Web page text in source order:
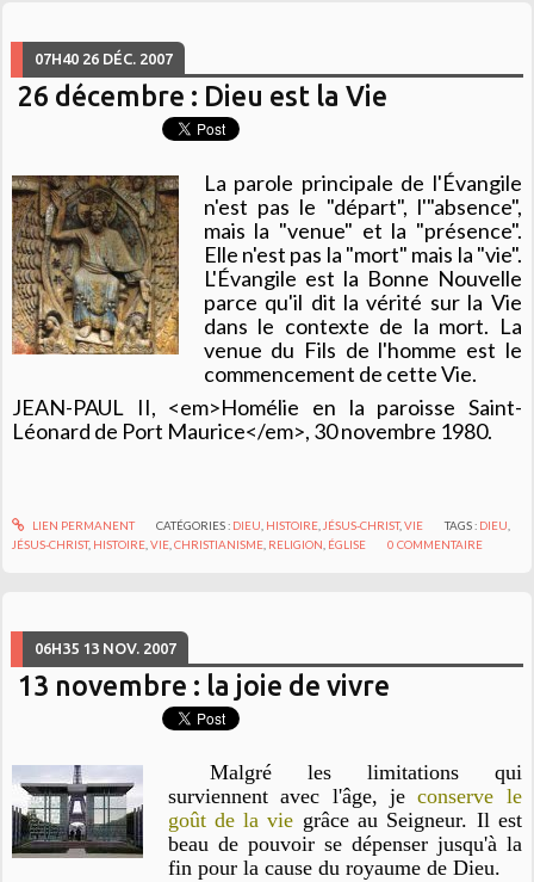
07H40 26 DÉC. 2007
26 décembre : Dieu est la Vie
La parole principale de l'Évangile
n'est pas le "départ", l'"absence",
mais la "venue" et la "présence".
Elle n'est pas la "mort" mais la "vie".
L'Évangile est la Bonne Nouvelle
parce qu'il dit la vérité sur la Vie
dans le contexte de la mort. La
venue du Fils de l'homme est le
commencement de cette Vie.
JEAN-PAUL II, <em>Homélie en la paroisse Saint-
Léonard de Port Maurice</em>, 30 novembre 1980.
LIEN PERMANENT CATÉGORIES : DIEU HISTOIRE, JÉSUS-CHRIST,VIE TAGS : DIEU
JÉSUS-CHRIST, HISTOIRE ,VIE ,CHRISTIANISME RELIGION ÉGLISE 0 COMMENTAIRE
06H35 13 NOV. 2007
13 novembre : la joie de vivre
Malgré les limitations qui
surviennent avec l'âge, jeconserve le
goût de la vie grâce au Seigneur. Il est
beau de pouvoir se dépenser jusqu'à la
fin pour la cause du royaume de Dieu.